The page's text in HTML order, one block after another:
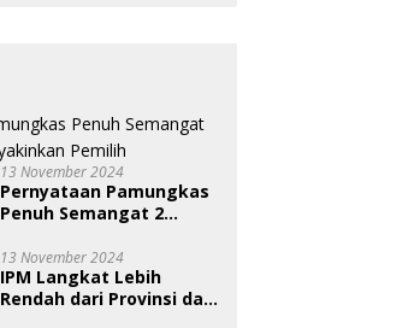
13 November 2024
Pernyataan Pamungkas
Penuh Semangat 2
Pemilih
13 November 2024
IPM Langkat Lebih
Rendah dari Provinsi dan